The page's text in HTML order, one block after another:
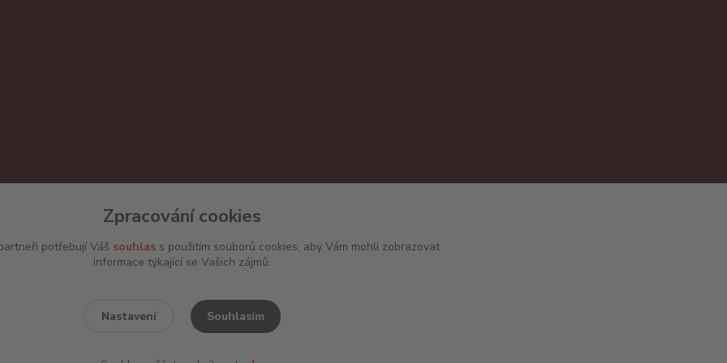
Zpracování cookies
potřebují Váš souhlass použitím souborů cookies, aby Vám mohli zobrazovat
informace týkající se Vašich zájmů.
Nastavení Souhlasím